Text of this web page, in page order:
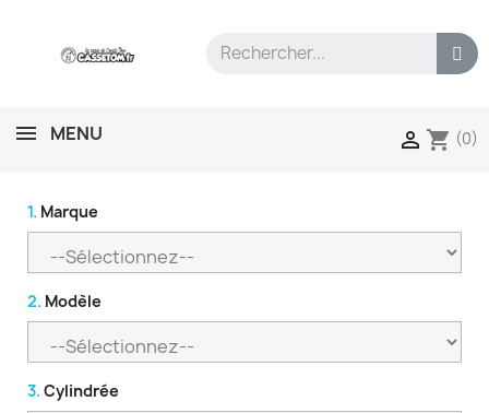
MENU  shopping_cart (0)
1. Marque
2. Modèle
3. Cylindrée